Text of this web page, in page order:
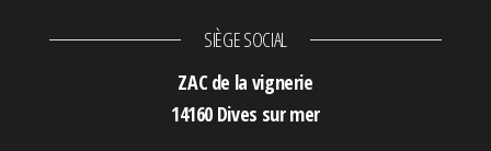
SIÈGE SOCIAL
ZAC de la vignerie
14160 Dives sur mer